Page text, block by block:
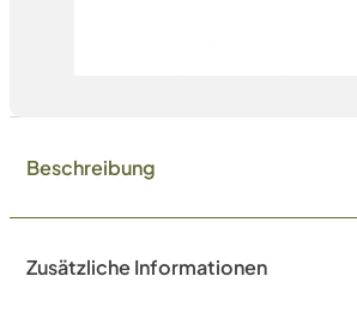
Beschreibung
Zusätzliche Informationen